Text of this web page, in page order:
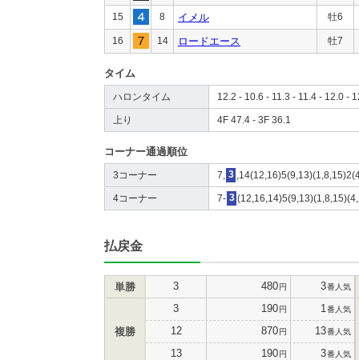
15 8 イメル 牡6
16 14 ロードエース 牡7
タイム
ハロンタイム 12.2 - 10.6 - 11.3 - 11.4 - 12.0 -
上り 4F 47.4 - 3F 36.1
コーナー通過順位
3コーナー 7, 3
4コーナー 7- 3
払戻金
単勝 3 480円 3番人気
複勝
3 190円 1 番人気
12 870円 13番人気
13 190円 3番人気